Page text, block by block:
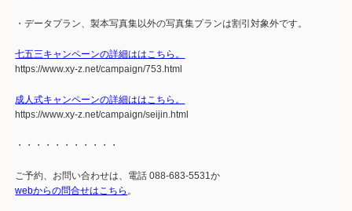
・データプラン、製本写真集以外の写真集プランは割引対象外です。
七五三キャンペーンの詳細ははこちら。
https://www.xy-z.net/campaign/753.html
成人式キャンペーンの詳細ははこちら。
https://www.xy-z.net/campaign/seijin.html
・・・・・・・・・・・
ご予約、お問い合わせは、電話 088-683-5531か
webからの問合せはこちら 。